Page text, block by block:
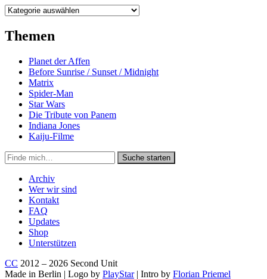
Kategorien
Themen
Planet der Affen
Before Sunrise / Sunset / Midnight
Matrix
Spider-Man
Star Wars
Die Tribute von Panem
Indiana Jones
Kaiju-Filme
Suche
in
https://secondunit-
podcast.de/
Suche starten
Archiv
Wer wir sind
Kontakt
FAQ
Updates
Shop
Unterstützen
CC 2012 – 2026 Second Unit
Made in Berlin | Logo by PlayStar| Intro by Florian Priemel